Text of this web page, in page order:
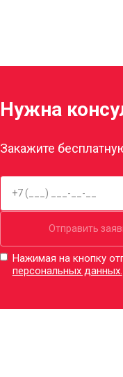
Нужна
Закажите
Отправить
Нажимая на кнопку
персональных данных.